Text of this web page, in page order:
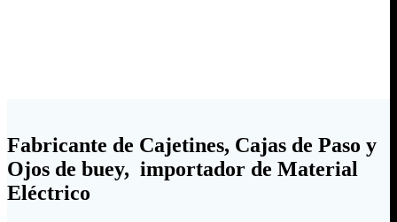
Fabricante de Cajetines, Cajas de Paso y
Ojos de buey, importador de Material
Eléctrico